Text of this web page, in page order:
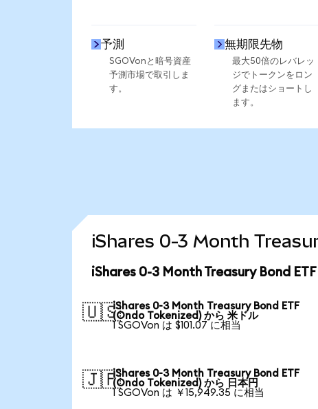
予測
SGOVonと暗号資産
予測市場で取引しま
す。
無期限先物
最大50倍のレバレッ
ジでトークンをロン
グまたはショートし
ます。
iShares 0-3 Month
iShares 0-3 Month Treasury Bond
🇺🇸iShares 0-3 Month Treasury Bond ETF
(Ondo Tokenized) から 米ドル
1 SGOVon は $101.07 に相当
🇯🇵iShares 0-3 Month Treasury Bond ETF
(Ondo Tokenized) から 日本円
1 SGOVon は ￥15,949.35 に相当